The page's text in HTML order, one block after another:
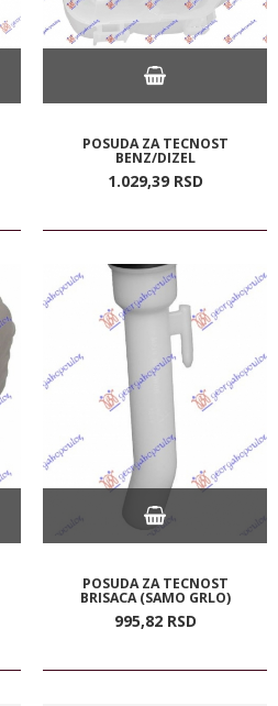
POSUDA ZA TECNOST
BENZ/DIZEL
1.029,39 RSD
POSUDA ZA TECNOST
BRISACA (SAMO GRLO)
995,82 RSD